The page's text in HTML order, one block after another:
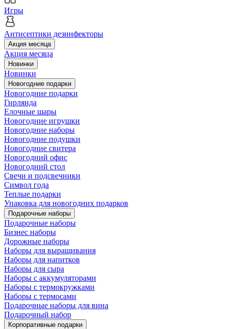
Игры
Антисептики дезинфекторы
Акция месяца
Акция месяца
Новинки
Новинки
Новогодние подарки
Новогодние подарки
Гирлянда
Елочные шары
Новогодние игрушки
Новогодние наборы
Новогодние подушки
Новогодние свитера
Новогодний офис
Новогодний стол
Свечи и подсвечники
Символ года
Теплые подарки
Упаковка для новогодних подарков
Подарочные наборы
Подарочные наборы
Бизнес наборы
Дорожные наборы
Наборы для выращивания
Наборы для напитков
Наборы для сыра
Наборы с аккумуляторами
Наборы с термокружками
Наборы с термосами
Подарочные наборы для вина
Подарочный набор
Корпоративные подарки